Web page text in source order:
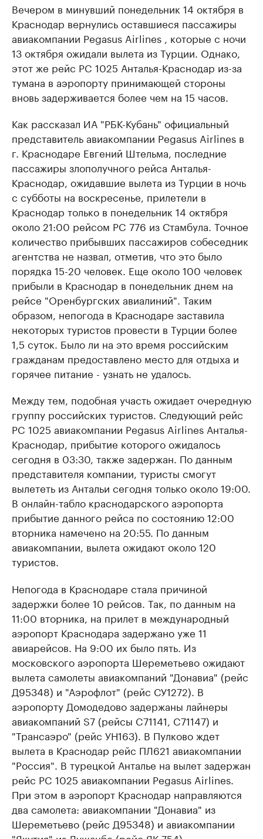
Вечером в минувший понедельник 14 октября в
Краснодар вернулись оставшиеся пассажиры
авиакомпании Pegasus Airlines , которые с ночи
13 октября ожидали вылета из Турции. Однако,
этот же рейс PC 1025 Анталья-Краснодар из-за
тумана в аэропорту принимающей стороны
вновь задерживается более чем на 15 часов.
Как рассказал ИА "РБК-Кубань" официальный
представитель авиакомпании Pegasus Airlines в
г. Краснодаре Евгений Штельма, последние
пассажиры злополучного рейса Анталья-
Краснодар, ожидавшие вылета из Турции в ночь
с субботы на воскресенье, прилетели в
Краснодар только в понедельник 14 октября
около 21:00 рейсом PC 776 из Стамбула. Точное
количество прибывших пассажиров собеседник
агентства не назвал, отметив, что это было
порядка 15-20 человек. Еще около 100 человек
прибыли в Краснодар в понедельник днем на
рейсе "Оренбургских авиалиний". Таким
образом, непогода в Краснодаре заставила
некоторых туристов провести в Турции более
1,5 суток. Было ли на это время российским
гражданам предоставлено место для отдыха и
горячее питание - узнать не удалось.
Между тем, подобная участь ожидает очередную
группу российских туристов. Следующий рейс
PC 1025 авиакомпании Pegasus Airlines Анталья-
Краснодар, прибытие которого ожидалось
сегодня в 03:30, также задержан. По данным
представителя компании, туристы смогут
вылететь из Антальи сегодня только около 19:00.
В онлайн-табло краснодарского аэропорта
прибытие данного рейса по состоянию 12:00
вторника намечено на 20:55. По данным
авиакомпании, вылета ожидают около 120
туристов.
Непогода в Краснодаре стала причиной
задержки более 10 рейсов. Так, по данным на
11:00 вторника, на прилет в международный
аэропорт Краснодара задержано уже 11
авиарейсов. На 9:00 их было пять. Из
московского аэропорта Шереметьево ожидают
вылета самолеты авиакомпаний "Донавиа" (рейс
Д95348) и "Аэрофлот" (рейс СУ1272). В
аэропорту Домодедово задержаны лайнеры
авиакомпаний S7 (рейсы C71141, C71147) и
"Трансаэро" (рейс УН163). В Пулково ждет
вылета в Краснодар рейс ПЛ621 авиакомпании
"Россия". В турецкой Анталье на вылет задержан
рейс PC 1025 авиакомпании Pegasus Airlines.
При этом в аэропорт Краснодар направляются
два самолета: авиакомпании "Донавиа" из
Шереметьево (рейс Д95348) и авиакомпании